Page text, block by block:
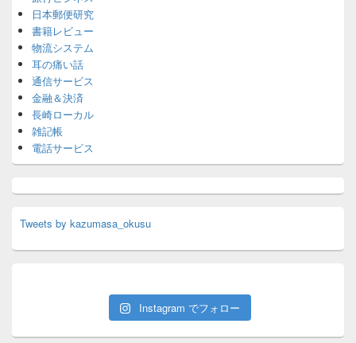
日本郵便研究
書籍レビュー
物流システム
耳の痛い話
通信サービス
金融＆決済
長崎ローカル
雑記帳
電話サービス
Tweets by kazumasa_okusu
Instagram でフォロー